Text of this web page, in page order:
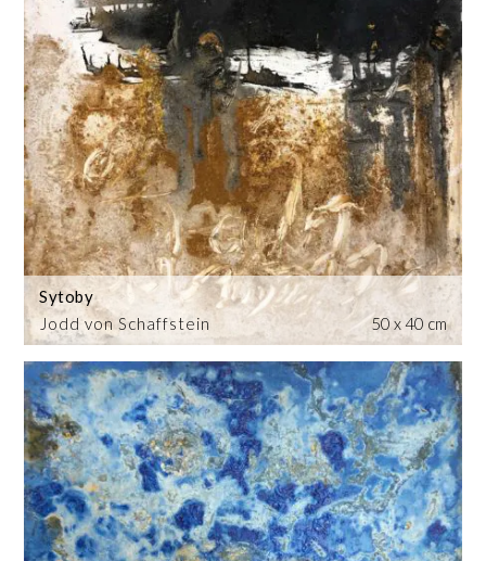
Jodd von Schaffstein
Sytoby
50 x 40 cm